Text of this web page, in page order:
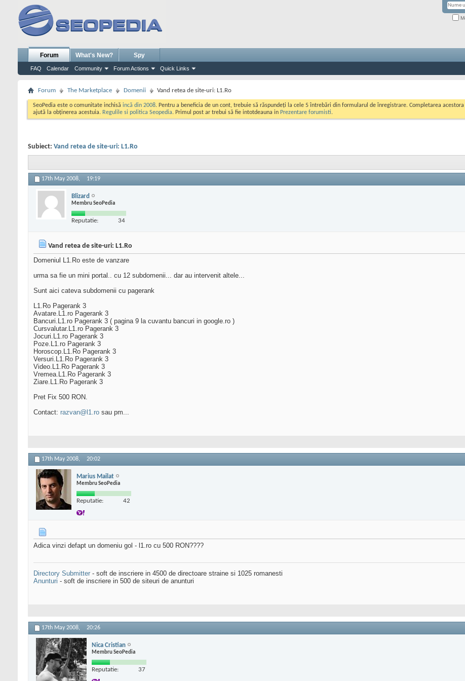
Forum
FAQ Calendar Community Forum Actions Quick Links
What's New? Spy
Forum The Marketplace Domenii Vand retea de site-uri: L1.Ro
SeoPedia este o comunitate inchisă incă din 2008. Pentru a beneficia de un cont, trebuie să răspundeți la cele 5 întrebări din formularul de înregistrare. Completarea
ajută la obținerea acestuia. Regulile si politica Seopedia. Primul post ar trebui să fie intotdeauna in Prezentare forumisti.
Subiect: Vand retea de site-uri: L1.Ro
17th May 2008, 19:19
Blizard
Membru SeoPedia
Reputatie: 34
Vand retea de site-uri: L1.Ro
Domeniul L1.Ro este de vanzare
urma sa fie un mini portal.. cu 12 subdomenii... dar au intervenit altele...
Sunt aici cateva subdomenii cu pagerank
L1.Ro Pagerank 3
Avatare.L1.ro Pagerank 3
Bancuri.L1.ro Pagerank 3 ( pagina 9 la cuvantu bancuri in google.ro )
Cursvalutar.L1.ro Pagerank 3
Jocuri.L1.ro Pagerank 3
Poze.L1.ro Pagerank 3
Horoscop.L1.Ro Pagerank 3
Versuri.L1.Ro Pagerank 3
Video.L1.Ro Pagerank 3
Vremea.L1.Ro Pagerank 3
Ziare.L1.Ro Pagerank 3
Pret Fix 500 RON.
Contact: razvan@l1.ro sau pm...
17th May 2008, 20:02
Marius Mailat
Membru SeoPedia
Reputatie: 42
Adica vinzi defapt un domeniu gol - l1.ro cu 500 RON????
Directory Submitter - soft de inscriere in 4500 de directoare straine si 1025 romanesti
Anunturi - soft de inscriere in 500 de siteuri de anunturi
17th May 2008, 20:26
Nica Cristian
Membru SeoPedia
Reputatie: 37